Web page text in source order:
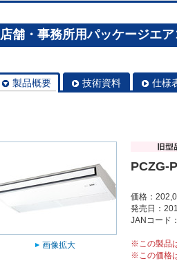
店舗・事務所用パッケージエ
製品概要 技術資料 仕様
画像拡大
PCZG-
価格：
発売日：
JANコード
※この製品
※この価格